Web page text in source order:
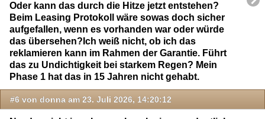
Oder kann das durch die Hitze jetzt entstehen?
Beim Leasing Protokoll wäre sowas doch sicher
aufgefallen, wenn es vorhanden war oder würde
das übersehen?Ich weiß nicht, ob ich das
reklamieren kann im Rahmen der Garantie. Führt
das zu Undichtigkeit bei starkem Regen? Mein
Phase 1 hat das in 15 Jahren nicht gehabt.
#6 von donna am 23. Juli 2026, 14:20:12